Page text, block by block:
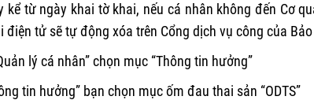
kể từ ngày khai tờ khai, nếu cá nhân không đến Cơ
điện tử sẽ tự động xóa trên Cổng dịch vụ công của
lý cá nhân” chọn mục “Thông tin hưởng”
tin hưởng” bạn chọn mục ốm đau thai sản “ODTS”